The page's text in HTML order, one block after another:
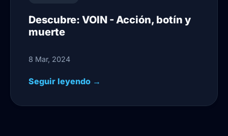
Descubre: VOIN - Acción, botín y
muerte
8 Mar, 2024
Seguir leyendo →